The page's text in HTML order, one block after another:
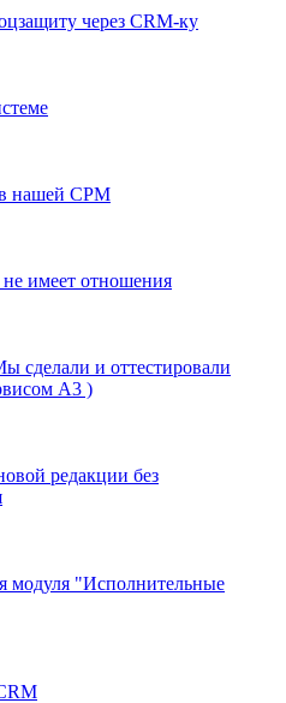
через CRM-ку
нашей СРМ
имеет отношения
сделали и оттестировали
А3 )
редакции без
"Исполнительные